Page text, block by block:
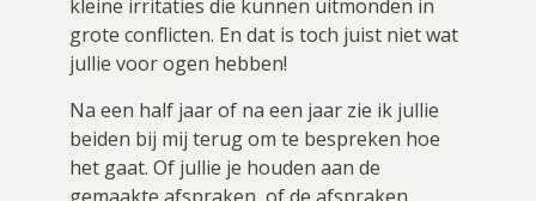
kleine irritaties die kunnen uitmonden in
grote conflicten. En dat is toch juist niet wat
jullie voor ogen hebben!
Na een half jaar of na een jaar zie ik jullie
beiden bij mij terug om te bespreken hoe
het gaat. Of jullie je houden aan de